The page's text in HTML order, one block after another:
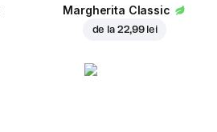
Margherita Classic
de la 22,99 lei